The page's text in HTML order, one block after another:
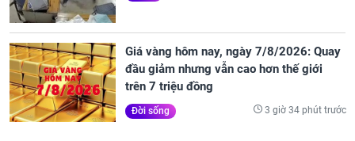
Giá vàng hôm nay, ngày 7/8/2026: Quay
đầu giảm nhưng vẫn cao hơn thế giới
trên 7 triệu đồng
Đời sống 3 giờ 34 phút trước